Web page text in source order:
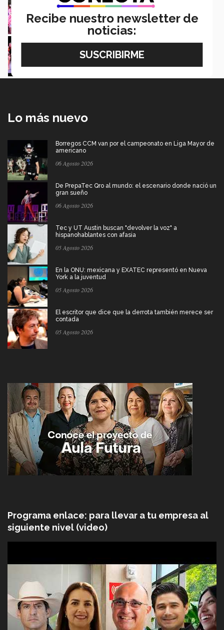
tradición peninsular (fotos)
Mario Ramírez
Martha Mariano
Lo más nuevo
Borregos CCM van por el campeonato en Liga Mayor de
americano
06 Agosto 2026
De PrepaTec Qro al mundo: el escenario donde nació un
gran sueño
06 Agosto 2026
Tec y UT Austin buscan "devolver la voz" a
hispanohablantes con afasia
05 Agosto 2026
En la ONU: mexicana y EXATEC representó en Nueva
York a la juventud
05 Agosto 2026
El escritor que dice que la derrota también merece ser
contada
05 Agosto 2026
Programa enlace: para llevar a tu empresa al
siguiente nivel (video)
Recibe nuestro newsletter de
noticias: